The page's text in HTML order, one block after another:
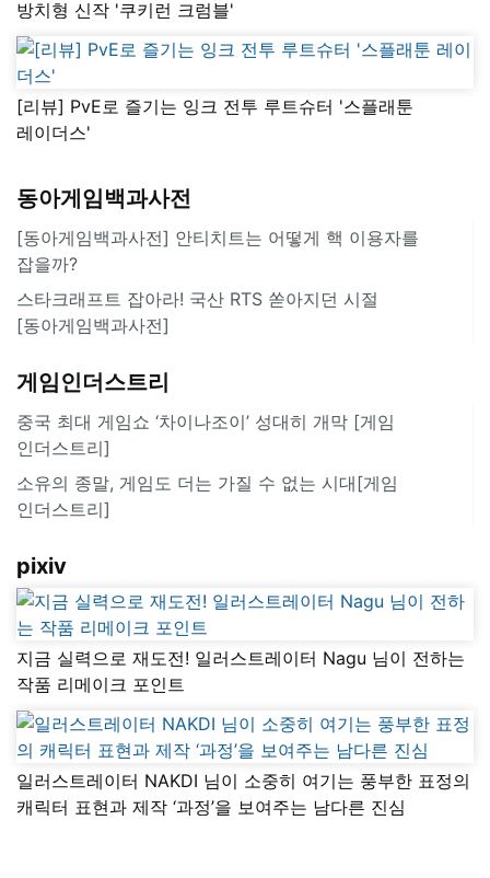
방치형 신작 '쿠키런 크럼블'
[리뷰] PvE로 즐기는 잉크 전투 루트슈터 '스플래툰
레이더스'
동아게임백과사전
[동아게임백과사전] 안티치트는 어떻게 핵 이용자를
잡을까?
스타크래프트 잡아라! 국산 RTS 쏟아지던 시절
[동아게임백과사전]
게임인더스트리
중국 최대 게임쇼 ‘차이나조이’ 성대히 개막 [게임
인더스트리]
소유의 종말, 게임도 더는 가질 수 없는 시대[게임
인더스트리]
pixiv
지금 실력으로 재도전! 일러스트레이터 Nagu 님이 전하는
작품 리메이크 포인트
일러스트레이터 NAKDI 님이 소중히 여기는 풍부한 표정의
캐릭터 표현과 제작 ‘과정’을 보여주는 남다른 진심